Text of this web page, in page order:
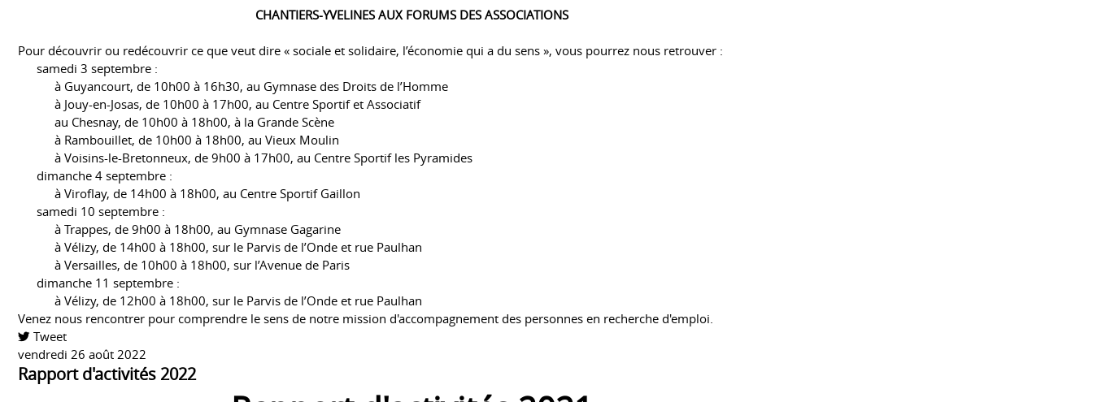
CHANTIERS-YVELINES AUX FORUMS DES ASSOCIATIONS
Pour découvrir ou redécouvrir ce que veut dire « sociale et solidaire, l’économie qui a du sens », vous pourrez nous retrouver :
samedi 3 septembre :
à Guyancourt, de 10h00 à 16h30, au Gymnase des Droits de l’Homme
à Jouy-en-Josas, de 10h00 à 17h00, au Centre Sportif et Associatif
au Chesnay, de 10h00 à 18h00, à la Grande Scène
à Rambouillet, de 10h00 à 18h00, au Vieux Moulin
à Voisins-le-Bretonneux, de 9h00 à 17h00, au Centre Sportif les Pyramides
dimanche 4 septembre :
à Viroflay, de 14h00 à 18h00, au Centre Sportif Gaillon
samedi 10 septembre :
à Trappes, de 9h00 à 18h00, au Gymnase Gagarine
à Vélizy, de 14h00 à 18h00, sur le Parvis de l’Onde et rue Paulhan
à Versailles, de 10h00 à 18h00, sur l’Avenue de Paris
dimanche 11 septembre :
à Vélizy, de 12h00 à 18h00, sur le Parvis de l’Onde et rue Paulhan
Venez nous rencontrer pour comprendre le sens de notre mission d'accompagnement des personnes en recherche d'emploi.
Tweet
pinterest
vendredi 26 août 2022
Rapport d'activités 2022